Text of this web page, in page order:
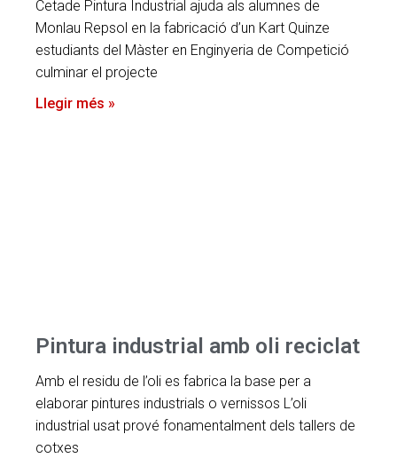
Cetade Pintura Industrial ajuda als alumnes de
Monlau Repsol en la fabricació d’un Kart Quinze
estudiants del Màster en Enginyeria de Competició
culminar el projecte
Llegir més »
Pintura industrial amb oli reciclat
Amb el residu de l’oli es fabrica la base per a
elaborar pintures industrials o vernissos L’oli
industrial usat prové fonamentalment dels tallers de
cotxes